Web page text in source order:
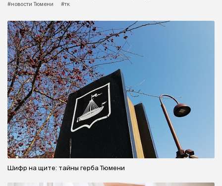
#новости Тюмени
#тк
Шифр на щите: тайны герба Тюмени